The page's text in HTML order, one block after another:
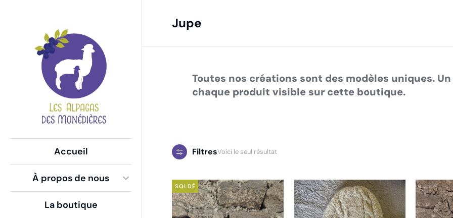
Global Side Menu
Width
Placeholder
Jupe
Toutes nos créations sont des modèles uniques.
chaque produit visible sur cette boutique.
FiltresVoici le seul résultat
SOLDÉ
Accueil
À propos de nous
La boutique